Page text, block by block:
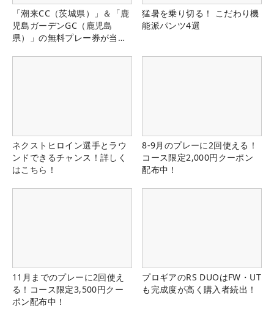
「潮来CC（茨城県）」＆「鹿
児島ガーデンGC（鹿児島
県）」の無料プレー券が当た
猛暑を乗り切る！ こだわり機
能派パンツ4選
ネクストヒロイン選手とラウ
ンドできるチャンス！詳しく
はこちら！
8-9月のプレーに2回使える！
コース限定2,000円クーポン
配布中！
11月までのプレーに2回使え
る！コース限定3,500円クー
ポン配布中！
プロギアのRS DUOはFW・UT
も完成度が高く購入者続出！